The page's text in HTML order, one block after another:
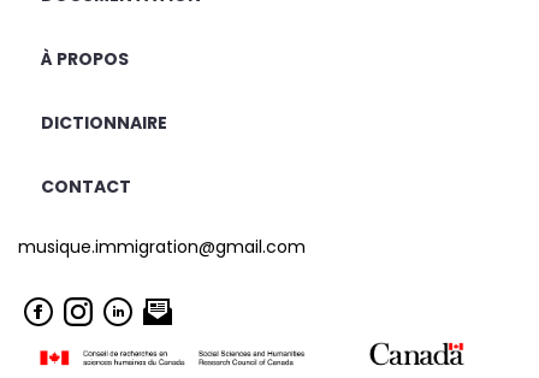
À PROPOS
DICTIONNAIRE
CONTACT
musique.immigration@gmail.com